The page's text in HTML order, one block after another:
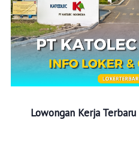
Lowongan Kerja Terbaru